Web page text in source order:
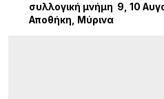
συλλογική μνήμη 9, 10
Αποθήκη, Μύρινα